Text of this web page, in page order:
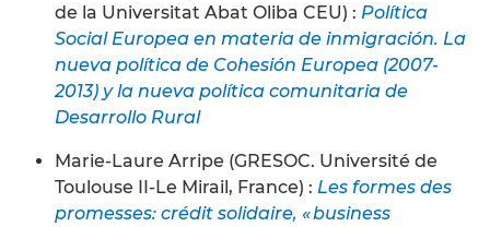
de la Universitat Abat Oliba CEU) : Política
Social Europea en materia de inmigración. La
nueva política de Cohesión Europea (2007-
2013) y la nueva política comunitaria de
Desarrollo Rural
Marie-Laure Arripe (GRESOC. Université de
Toulouse II-Le Mirail, France) : Les formes des
promesses: crédit solidaire, « business